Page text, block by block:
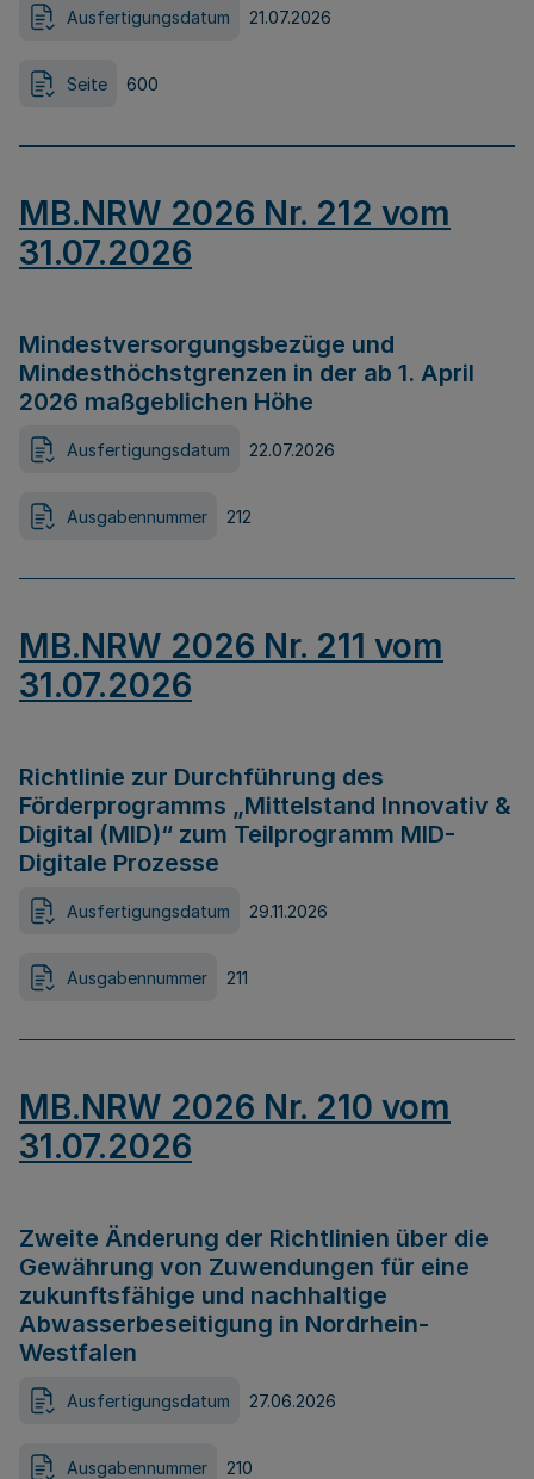
Ausfertigungsdatum 21.07.2026
Seite 600
MB.NRW 2026 Nr. 212 vom
31.07.2026
Mindestversorgungsbezüge und
Mindesthöchstgrenzen in der ab 1. April
2026 maßgeblichen Höhe
Ausfertigungsdatum 22.07.2026
Ausgabennummer 212
MB.NRW 2026 Nr. 211 vom
31.07.2026
Richtlinie zur Durchführung des
Förderprogramms „Mittelstand Innovativ &
Digital (MID)“ zum Teilprogramm MID-
Digitale Prozesse
Ausfertigungsdatum 29.11.2026
Ausgabennummer 211
MB.NRW 2026 Nr. 210 vom
31.07.2026
Zweite Änderung der Richtlinien über die
Gewährung von Zuwendungen für eine
zukunftsfähige und nachhaltige
Abwasserbeseitigung in Nordrhein-
Westfalen
Ausfertigungsdatum 27.06.2026
Ausgabennummer 210